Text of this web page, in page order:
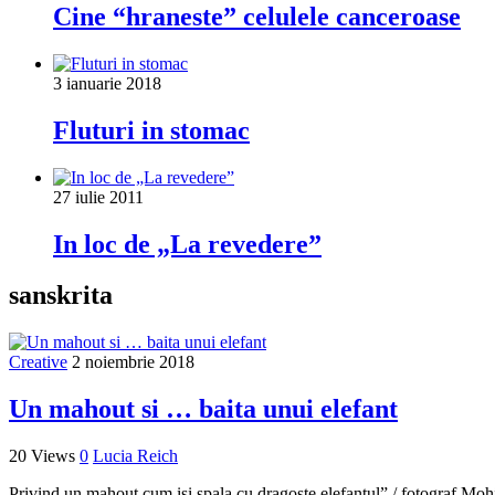
Cine “hraneste” celulele canceroase
3 ianuarie 2018
Fluturi in stomac
27 iulie 2011
In loc de „La revedere”
sanskrita
Creative 2 noiembrie 2018
Un mahout si … baita unui elefant
20 Views 0 Lucia Reich